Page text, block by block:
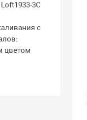
3C
с
цветом